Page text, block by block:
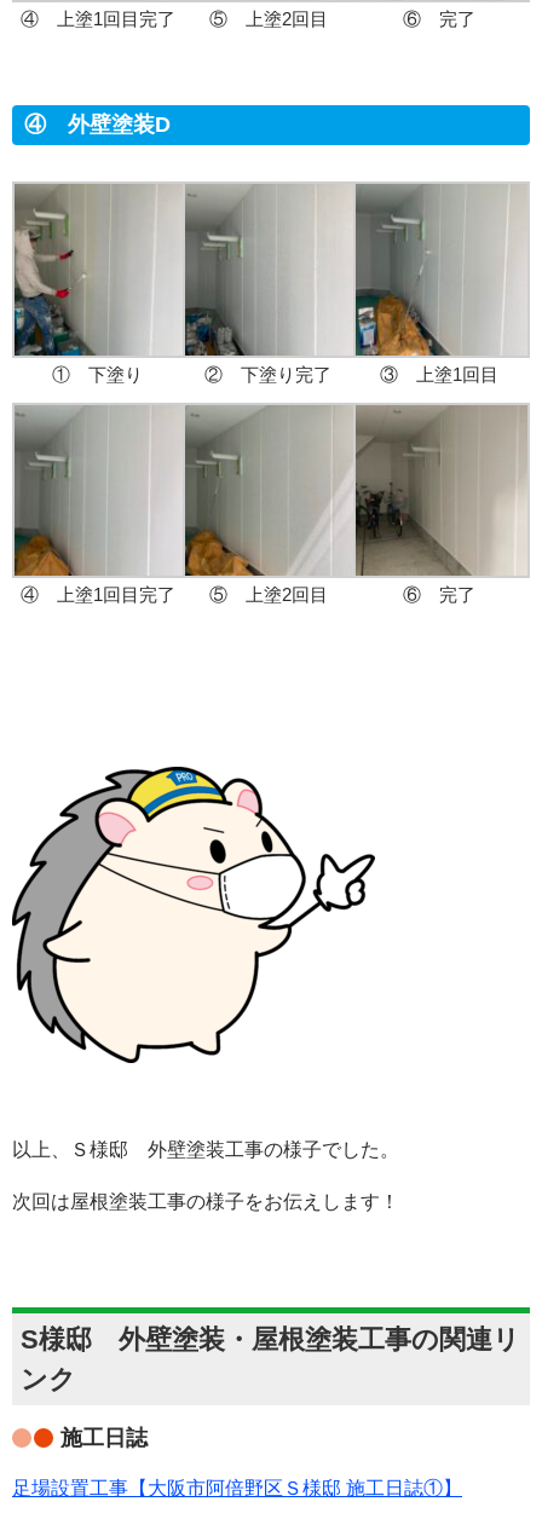
④ 上塗1回目完了 ⑤ 上塗2回目 ⑥ 完了
④ 外壁塗装D
① 下塗り ② 下塗り完了 ③ 上塗1回目
④ 上塗1回目完了 ⑤ 上塗2回目 ⑥ 完了
以上、Ｓ様邸 外壁塗装工事の様子でした。
次回は屋根塗装工事の様子をお伝えします！
S様邸 外壁塗装・屋根塗装工事の関連リ
ンク
施工日誌
足場設置工事【大阪市阿倍野区Ｓ様邸 施工日誌①】